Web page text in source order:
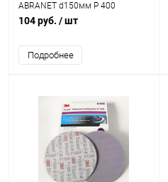
ABRANET d150мм P 400
104 руб. / шт
Подробнее